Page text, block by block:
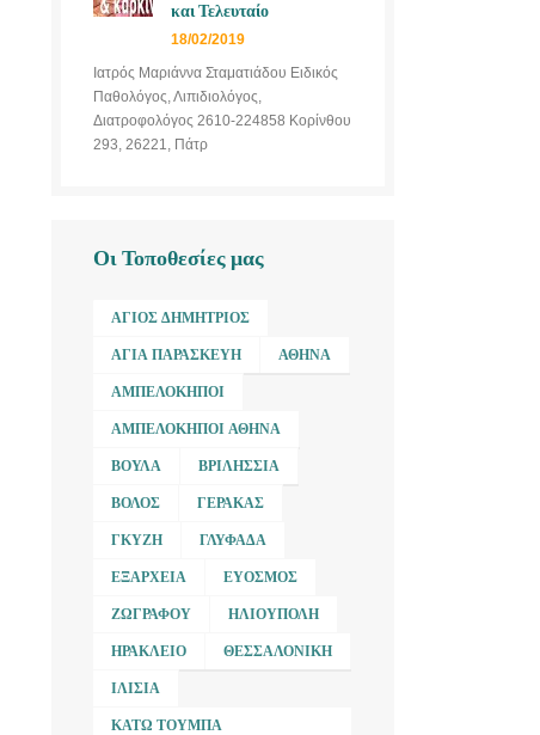
και Τελευταίο
18/02/2019
Ιατρός Μαριάννα Σταματιάδου Ειδικός
Παθολόγος, Λιπιδιολόγος,
Διατροφολόγος 2610-224858 Κορίνθου
293, 26221, Πάτρ
Οι Τοποθεσίες μας
ΆΓΙΟΣ ΔΗΜΉΤΡΙΟΣ
ΑΓΊΑ ΠΑΡΑΣΚΕΥΉ ΑΘΉΝΑ
ΑΜΠΕΛΌΚΗΠΟΙ
ΑΜΠΕΛΌΚΗΠΟΙ ΑΘΉΝΑ
ΒΟΎΛΑ ΒΡΙΛΉΣΣΙΑ
ΒΌΛΟΣ ΓΈΡΑΚΑΣ
ΓΚΎΖΗ ΓΛΥΦΆΔΑ
ΕΞΆΡΧΕΙΑ ΕΎΟΣΜΟΣ
ΖΩΓΡΆΦΟΥ ΗΛΙΟΎΠΟΛΗ
ΗΡΆΚΛΕΙΟ ΘΕΣΣΑΛΟΝΊΚΗ
ΙΛΊΣΙΑ
ΚΆΤΩ ΤΟΎΜΠΑ